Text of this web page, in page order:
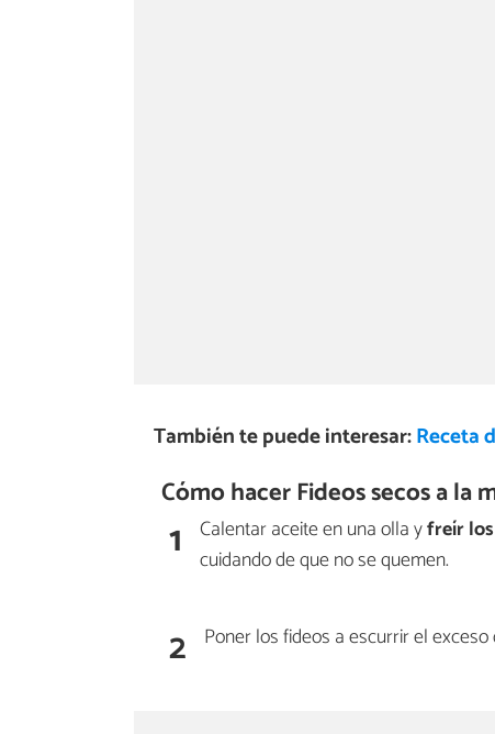
También te puede interesar:Receta
Cómo hacer Fideos secos a la
1 Calentar aceite en una olla yfreír
cuidando de que no se quemen.
2 Poner los fideos a escurrir el